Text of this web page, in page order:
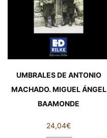
la
expresión
plástica
en
niños
niñas
de
2
7
UMBRALES DE ANTONIO
MACHADO. MIGUEL ÁNGEL
BAAMONDE
24,04€